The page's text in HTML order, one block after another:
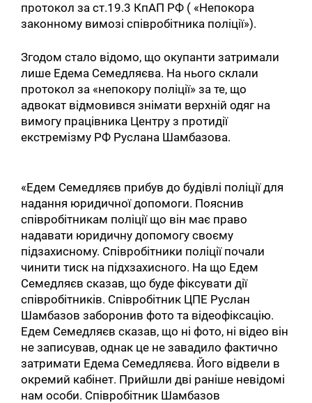
протокол за ст.19.3 КпАП РФ ( «Непокора
законному вимозі співробітника поліції»).
Згодом стало відомо, що окупанти затримали
лише Едема Семедляєва. На нього склали
протокол за «непокору поліції» за те, що
адвокат відмовився знімати верхній одяг на
вимогу працівника Центру з протидії
екстремізму РФ Руслана Шамбазова.
«Едем Семедляєв прибув до будівлі поліції для
надання юридичної допомоги. Пояснив
співробітникам поліції що він має право
надавати юридичну допомогу своєму
підзахисному. Співробітники поліції почали
чинити тиск на підхзахисного. На що Едем
Семедляєв сказав, що буде фіксувати дії
співробітників. Співробітник ЦПЕ Руслан
Шамбазов заборонив фото та відеофіксацію.
Едем Семедляєв сказав, що ні фото, ні відео він
не записував, однак це не завадило фактично
затримати Едема Семедляєва. Його відвели в
окремий кабінет. Прийшли дві раніше невідомі
нам особи. Співробітник Шамбазов